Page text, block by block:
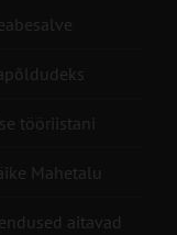
tööriistani
Mahetalu
aitavad